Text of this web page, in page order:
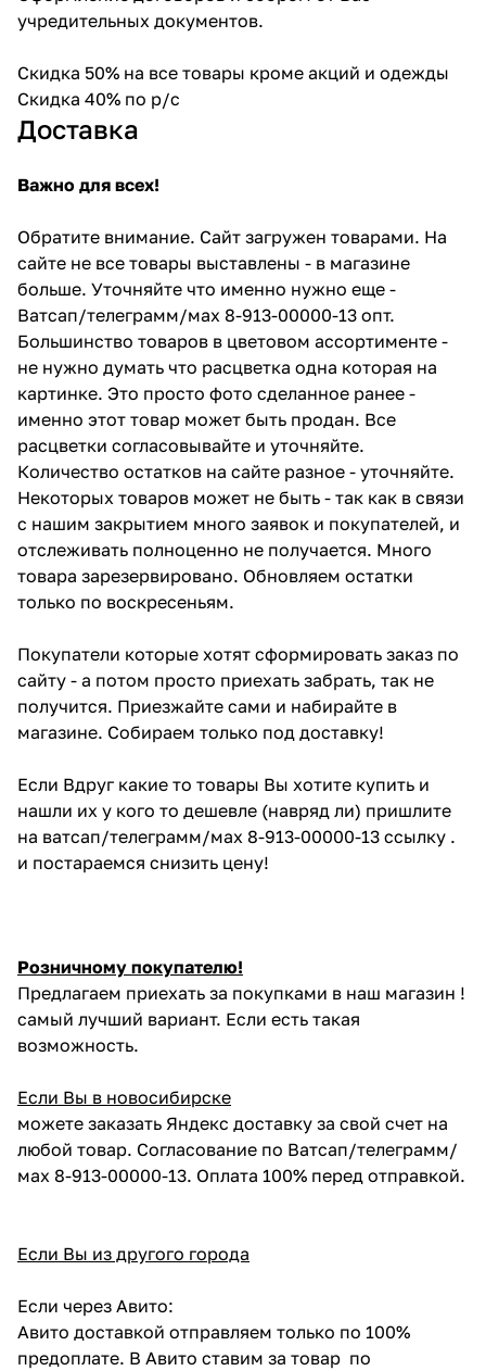
учредительных документов.
Скидка 50% на все товары кроме акций и одежды
Скидка 40% по р/с
Доставка
Важно для всех!
Обратите внимание. Сайт загружен товарами. На
сайте не все товары выставлены - в магазине
больше. Уточняйте что именно нужно еще -
Ватсап/телеграмм/мах 8-913-00000-13 опт.
Большинство товаров в цветовом ассортименте -
не нужно думать что расцветка одна которая на
картинке. Это просто фото сделанное ранее -
именно этот товар может быть продан. Все
расцветки согласовывайте и уточняйте.
Количество остатков на сайте разное - уточняйте.
Некоторых товаров может не быть - так как в связи
с нашим закрытием много заявок и покупателей, и
отслеживать полноценно не получается. Много
товара зарезервировано. Обновляем остатки
только по воскресеньям.
Покупатели которые хотят сформировать заказ по
сайту - а потом просто приехать забрать, так не
получится. Приезжайте сами и набирайте в
магазине. Собираем только под доставку!
Если Вдруг какие то товары Вы хотите купить и
нашли их у кого то дешевле (навряд ли) пришлите
на ватсап/телеграмм/мах 8-913-00000-13 ссылку .
и постараемся снизить цену!
Розничному покупателю!
Предлагаем приехать за покупками в наш магазин !
самый лучший вариант. Если есть такая
возможность.
Если Вы в новосибирске
можете заказать Яндекс доставку за свой счет на
любой товар. Согласование по Ватсап/телеграмм/
мах 8-913-00000-13. Оплата 100% перед отправкой.
Если Вы из другого города
Если через Авито:
Авито доставкой отправляем только по 100%
предоплате. В Авито ставим за товар по